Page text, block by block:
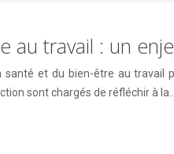
au travail : un
santé et du bien-être au
sont chargés de réfléchir à la…